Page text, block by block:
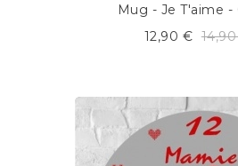
Mug - Je T'aime -
12,90 €